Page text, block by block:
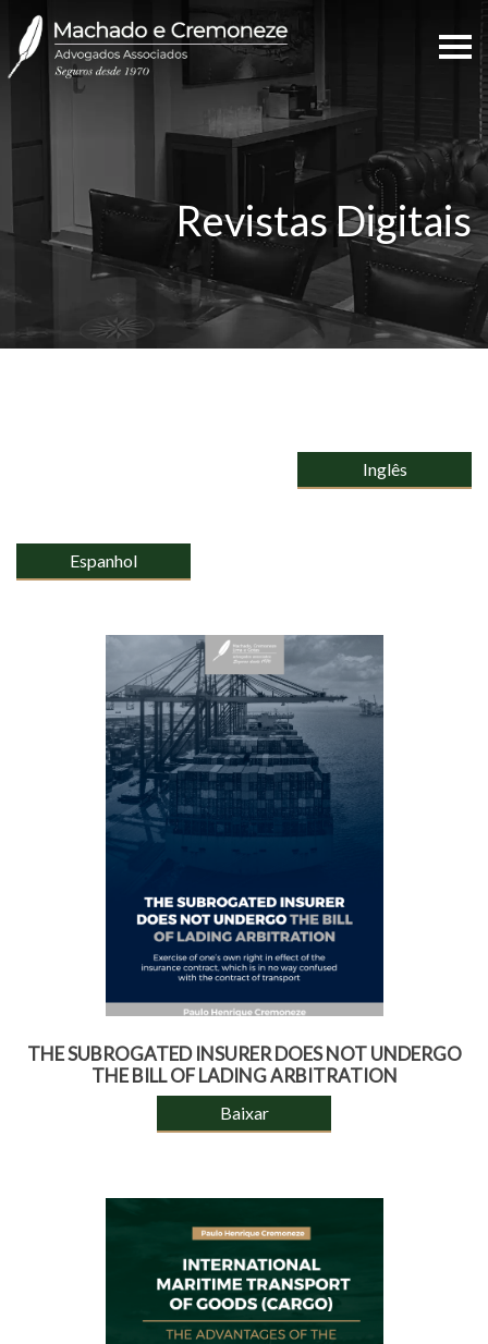
Revistas Digitais
Inglês
Espanhol
THE SUBROGATED INSURER DOES NOT UNDERGO
THE BILL OF LADING ARBITRATION
Baixar